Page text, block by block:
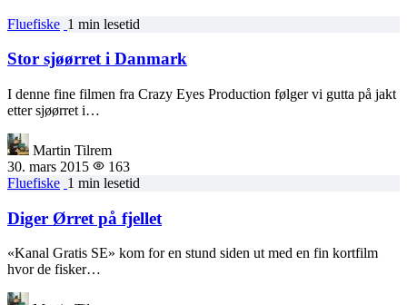
Fluefiske 1 min lesetid
Stor sjøørret i Danmark
I denne fine filmen fra Crazy Eyes Production følger vi gutta på jakt
etter sjøørret i…
Martin Tilrem
30. mars 2015
163
Fluefiske 1 min lesetid
Diger Ørret på fjellet
«Kanal Gratis SE» kom for en stund siden ut med en fin kortfilm
hvor de fisker…